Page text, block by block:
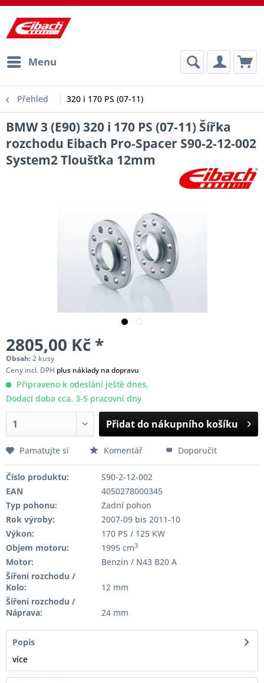
Menu
Přehled 320 i 170 PS (07-11)
BMW 3 (E90) 320 i 170 PS (07-11) Šířka
rozchodu Eibach Pro-Spacer S90-2-12-002
System2 Tloušťka 12mm
2805,00 Kč *
Obsah:2 kusy
Ceny incl. DPH plus náklady na dopravu
Připraveno k odeslání ještě dnes,
Dodací doba cca. 3-5 pracovní dny
Přidat do nákupního košíku
Pamatujte si Komentář Doporučit
Číslo produktu:
S90-2-12-002
EAN
4050278000345
Typ pohonu:
Zadní pohon
Rok výroby:
2007-09 bis 2011-10
Výkon:
170 PS / 125 KW
Objem motoru:
1995 cm3
Motor:
Benzin / N43 B20 A
Šíření rozchodu /
Kolo:
12 mm
Šíření rozchodu /
Náprava:
24 mm
Popis
více